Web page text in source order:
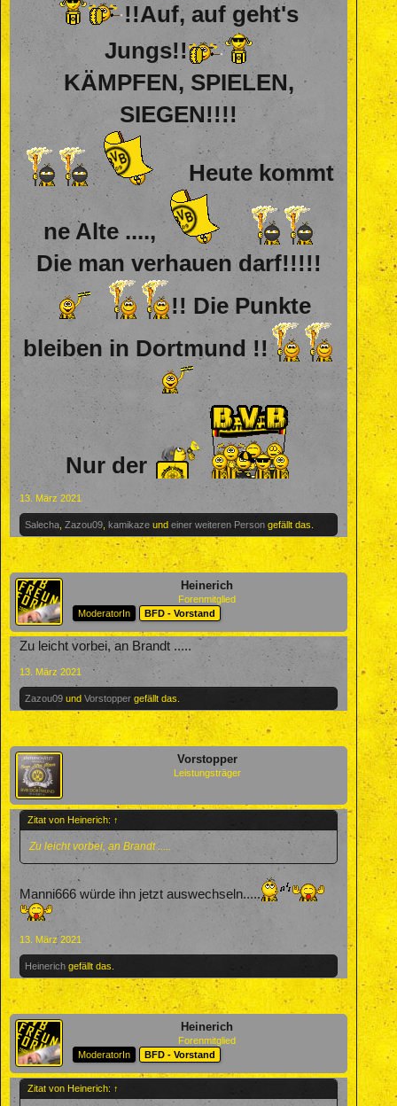
!!Auf, auf geht's
Jungs!!
KÄMPFEN, SPIELEN,
SIEGEN!!!!
Heute kommt
ne Alte ....,
Die man verhauen darf!!!!!
!! Die Punkte
bleiben in Dortmund !!
Nur der
13. März 2021
Salecha Zazou09 kamikaze und einer weiteren Person gefällt das.
Heinerich
Forenmitglied
ModeratorIn
BFD - Vorstand
Zu leicht vorbei, an Brandt .....
13. März 2021
Zazou09 und Vorstopper gefällt das.
Vorstopper
Leistungsträger
Zitat von Heinerich: ↑
Zu leicht vorbei, an Brandt .....
Manni666 würde ihn jetzt auswechseln.....
13. März 2021
Heinerich gefällt das.
Heinerich
Forenmitglied
ModeratorIn
BFD - Vorstand
Zitat von Heinerich: ↑